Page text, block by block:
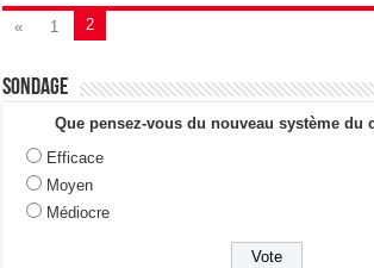
« 1 2
Sondage
Que pensez-vous du nouveau système du
Efficace
Moyen
Médiocre